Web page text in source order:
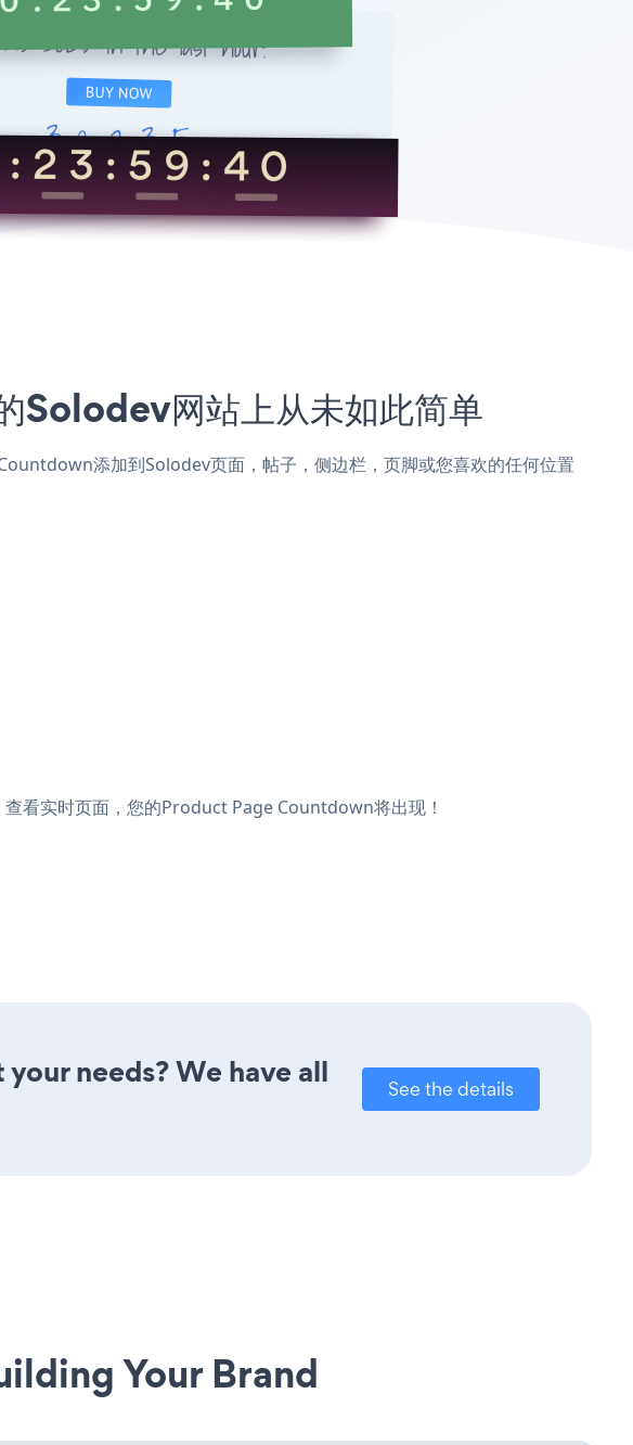
网站上从未如此简单
添加到Solodev页面，帖子，侧边栏，页脚或您喜欢的任何位置
看实时页面，您的Product Page Countdown将出现！
needs? We have all
See the details
Your Brand